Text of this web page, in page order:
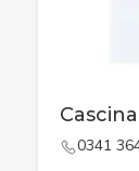
0341